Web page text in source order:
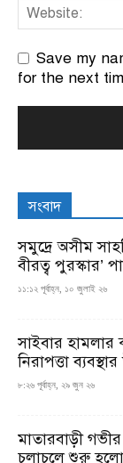
Save my
for the next
সংবাদ
সমুদ্রে অসীম
বীরত্ব পুরস্কার’
১১:১২ পূর্বাহ্ন, ১০ জুলাই ২৬
সাইবার হামলার
নিরাপত্তা
৮:২৬ পূর্বাহ্ন, ২৯ জুন ২৬
মাতারবাড়ী
চলাচলে শুরু হলো